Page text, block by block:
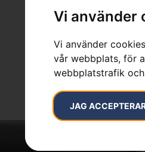
Vi använder
Vi använder
vår webbplats, för
webbplatstrafik
JAG